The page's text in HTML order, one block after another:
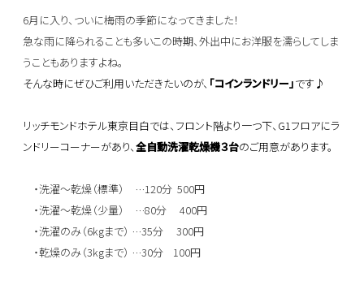
6月に入り、ついに梅雨の季節になってきました！
急な雨に降られることも多いこの時期、外出中にお洋服を濡らしてしま
うこともありますよね。
そんな時にぜひご利用いただきたいのが、 「コインランドリー」です♪
リッチモンドホテル東京目白では、フロント階より一つ下、G1フロアにラ
ンドリーコーナーがあり、 全自動洗濯乾燥機３台のご用意があります。
・洗濯～乾燥（標準） …120分 500円
・洗濯～乾燥（少量） …80分 400円
・洗濯のみ（6kgまで） …35分 300円
・乾燥のみ（3kgまで） …30分 100円